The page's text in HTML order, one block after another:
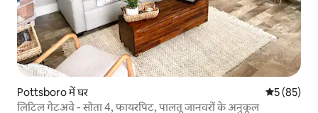
Pottsboro में घर औसत रेटिंग
5 (85)
लिटिल गेटअवे - सोता 4, फायरपिट, पालतू जानवरों के अनुकूल